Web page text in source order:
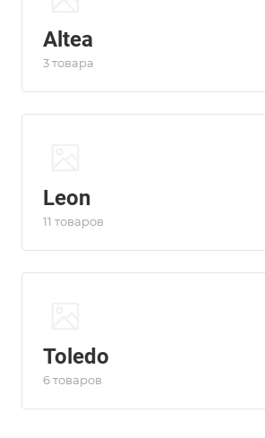
Altea
3 товара
Leon
11 товаров
Toledo
6 товаров